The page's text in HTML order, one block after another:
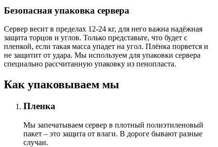
Безопасная упаковка сервера
Сервер весит в пределах 12-24 кг, для него важна надёжная
защита торцов и углов. Только представьте, что будет с
пленкой, если такая масса упадет на угол. Плёнка порвется и
не защитит от удара. Мы используем для упаковки сервера
специально расcчитанную упаковку из пенопласта.
Как упаковываем мы
Пленка
Мы запечатываем сервер в плотный полиэтиленовый
пакет – это защита от влаги. В дороге бывают разные
случаи.